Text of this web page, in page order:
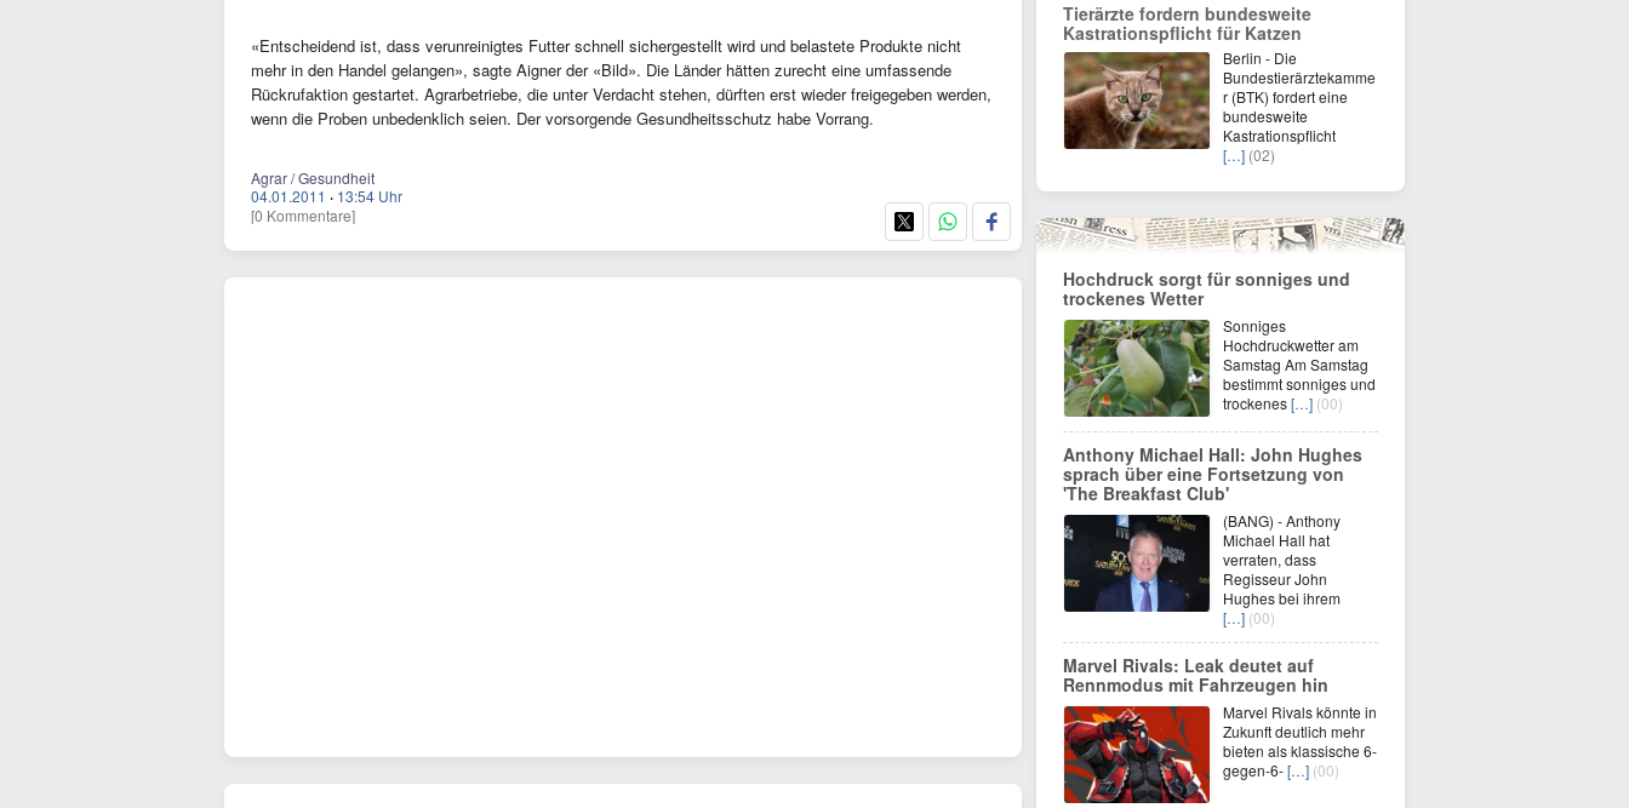
«Entscheidend ist, dass verunreinigtes Futter schnell sichergestellt wird und belastete Produkte nicht
mehr in den Handel gelangen», sagte Aigner der «Bild». Die Länder hätten zurecht eine umfassende
Rückrufaktion gestartet. Agrarbetriebe, die unter Verdacht stehen, dürften erst wieder freigegeben werden,
wenn die Proben unbedenklich seien. Der vorsorgende Gesundheitsschutz habe Vorrang.
Agrar / Gesundheit
04.01.2011 · 13:54 Uhr
[0 Kommentare]
Tierärzte fordern bundesweite
Kastrationspflicht für Katzen
Berlin - Die
Bundestierärztekamme
r (BTK) fordert eine
bundesweite
Kastrationspflicht
[…] (02)
Hochdruck sorgt für sonniges und
trockenes Wetter
Sonniges
Hochdruckwetter am
Samstag Am Samstag
bestimmt sonniges und
trockenes[…] (00)
Anthony Michael Hall: John Hughes
sprach über eine Fortsetzung von
'The Breakfast Club'
(BANG) - Anthony
Michael Hall hat
verraten, dass
Regisseur John
Hughes bei ihrem
[…] (00)
Marvel Rivals: Leak deutet auf
Rennmodus mit Fahrzeugen hin
Marvel Rivals könnte in
Zukunft deutlich mehr
bieten als klassische 6-
gegen-6-[…] (00)